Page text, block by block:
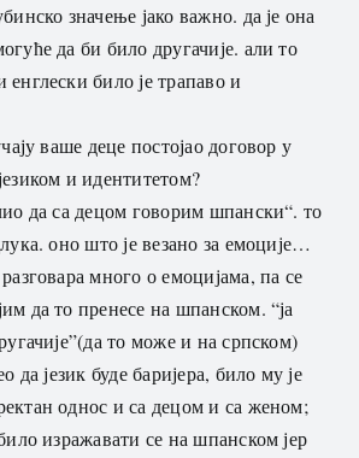
значење јако важно. да је она
да би било другачије. али то
било је трапаво и
ваше деце постојао договор у
и идентитетом?
да са децом говорим шпански“. то
оно што је везано за емоције…
много о емоцијама, па се
да то пренесе на шпанском. “ја
то може и на српском)
да језик буде баријера, било му је
однос и са децом и са женом;
изражавати се на шпанском јер